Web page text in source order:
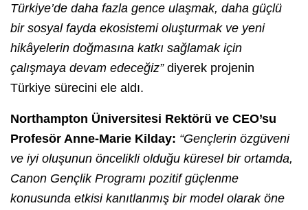
Türkiye’de daha fazla gence ulaşmak, daha güçlü
bir sosyal fayda ekosistemi oluşturmak ve yeni
hikâyelerin doğmasına katkı sağlamak için
çalışmaya devam edeceğiz”diyerek projenin
Türkiye sürecini ele aldı.
Northampton Üniversitesi Rektörü ve CEO’su
Profesör Anne-Marie Kilday: “Gençlerin özgüveni
ve iyi oluşunun öncelikli olduğu küresel bir ortamda,
Canon Gençlik Programı pozitif güçlenme
konusunda etkisi kanıtlanmış bir model olarak öne